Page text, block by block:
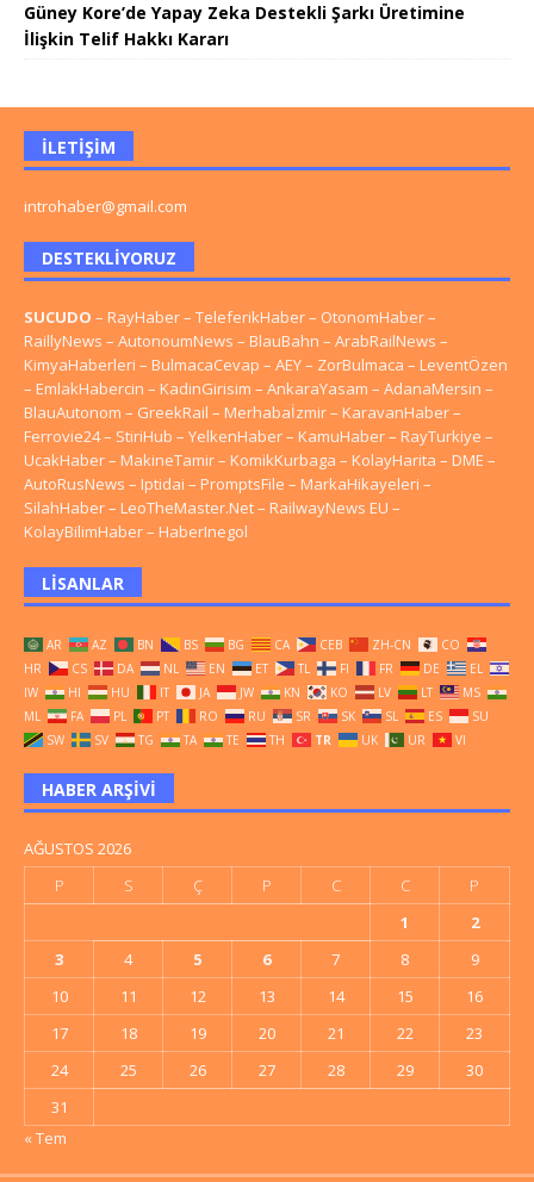
Güney Kore’de Yapay Zeka Destekli Şarkı Üretimine
İlişkin Telif Hakkı Kararı
İLETIŞIM
introhaber@gmail.com
DESTEKLIYORUZ
SUCUDO – RayHaber– TeleferikHaber– OtonomHaber–
RaillyNews – AutonoumNews – BlauBahn – ArabRailNews –
KimyaHaberleri – BulmacaCevap – AEY– ZorBulmaca – LeventÖzen
– EmlakHabercin – KadinGirisim – AnkaraYasam – AdanaMersin –
BlauAutonom – GreekRail – Merhabaİzmir– KaravanHaber–
Ferrovie24– StiriHub – YelkenHaber– KamuHaber– RayTurkiye –
UcakHaber– MakineTamir– KomikKurbaga – KolayHarita – DME –
AutoRusNews – Iptidai – PromptsFile – MarkaHikayeleri –
SilahHaber– LeoTheMaster.Net– RailwayNews EU –
KolayBilimHaber– HaberInegol
LISANLAR
AR AZ BN BS BG CA CEB ZH-CN
CO
HR
CS DA NL EN ET TL FI FR DE
EL
IW
HI HU IT JA JW KN KO LV LT
MS
ML
FA PL PT RO RU SR SK SL ES
SU
SW
SV TG TA TE TH TR UK UR VI
HABER ARŞIVI
AĞUSTOS 2026
P
S Ç P C C
P
1
2
3
4 5 6 7 8
9
10
11 12 13 14 15
16
17
18 19 20 21 22
23
24
25 26 27 28 29
30
31
« Tem